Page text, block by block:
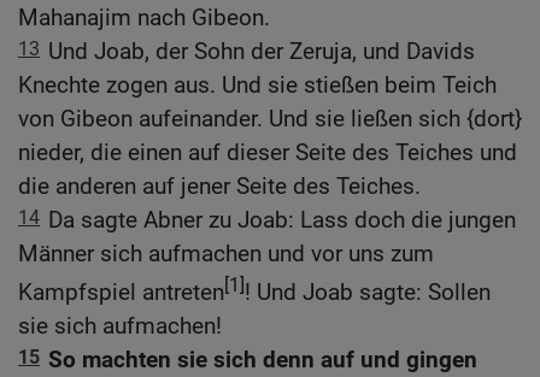
Mahanajim nach Gibeon.
13 Und Joab, der Sohn der Zeruja, und Davids
Knechte zogen aus. Und sie stießen beim Teich
von Gibeon aufeinander. Und sie ließen sich {dort}
nieder, die einen auf dieser Seite des Teiches und
die anderen auf jener Seite des Teiches.
14 Da sagte Abner zu Joab: Lass doch die jungen
Männer sich aufmachen und vor uns zum
Kampfspiel antreten[1]! Und Joab sagte: Sollen
sie sich aufmachen!
15 So machten sie sich denn auf und gingen